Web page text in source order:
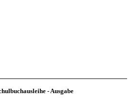
- Ausgabe